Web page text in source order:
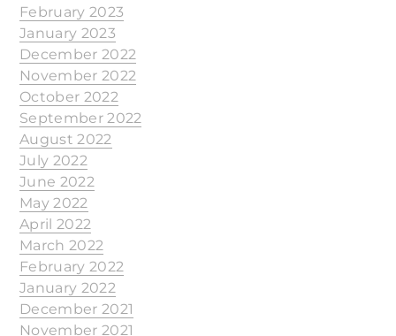
February 2023
January 2023
December 2022
November 2022
October 2022
September 2022
August 2022
July 2022
June 2022
May 2022
April 2022
March 2022
February 2022
January 2022
December 2021
November 2021